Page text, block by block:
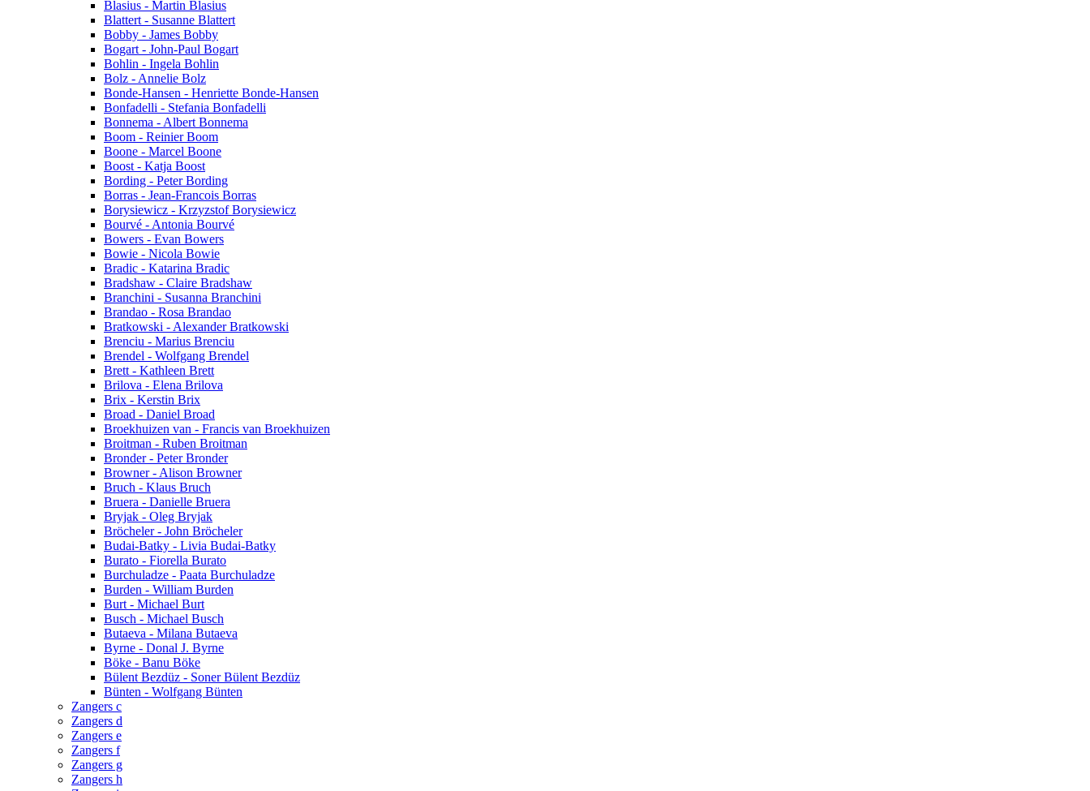
Blasius - Martin Blasius
Blattert - Susanne Blattert
Bobby - James Bobby
Bogart - John-Paul Bogart
Bohlin - Ingela Bohlin
Bolz - Annelie Bolz
Bonde-Hansen - Henriette Bonde-Hansen
Bonfadelli - Stefania Bonfadelli
Bonnema - Albert Bonnema
Boom - Reinier Boom
Boone - Marcel Boone
Boost - Katja Boost
Bording - Peter Bording
Borras - Jean-Francois Borras
Borysiewicz - Krzyzstof Borysiewicz
Bourvé - Antonia Bourvé
Bowers - Evan Bowers
Bowie - Nicola Bowie
Bradic - Katarina Bradic
Bradshaw - Claire Bradshaw
Branchini - Susanna Branchini
Brandao - Rosa Brandao
Bratkowski - Alexander Bratkowski
Brenciu - Marius Brenciu
Brendel - Wolfgang Brendel
Brett - Kathleen Brett
Brilova - Elena Brilova
Brix - Kerstin Brix
Broad - Daniel Broad
Broekhuizen van - Francis van Broekhuizen
Broitman - Ruben Broitman
Bronder - Peter Bronder
Browner - Alison Browner
Bruch - Klaus Bruch
Bruera - Danielle Bruera
Bryjak - Oleg Bryjak
Bröcheler - John Bröcheler
Budai-Batky - Livia Budai-Batky
Burato - Fiorella Burato
Burchuladze - Paata Burchuladze
Burden - William Burden
Burt - Michael Burt
Busch - Michael Busch
Butaeva - Milana Butaeva
Byrne - Donal J. Byrne
Böke - Banu Böke
Bülent Bezdüz - Soner Bülent Bezdüz
Bünten - Wolfgang Bünten
Zangers c
Zangers d
Zangers e
Zangers f
Zangers g
Zangers h